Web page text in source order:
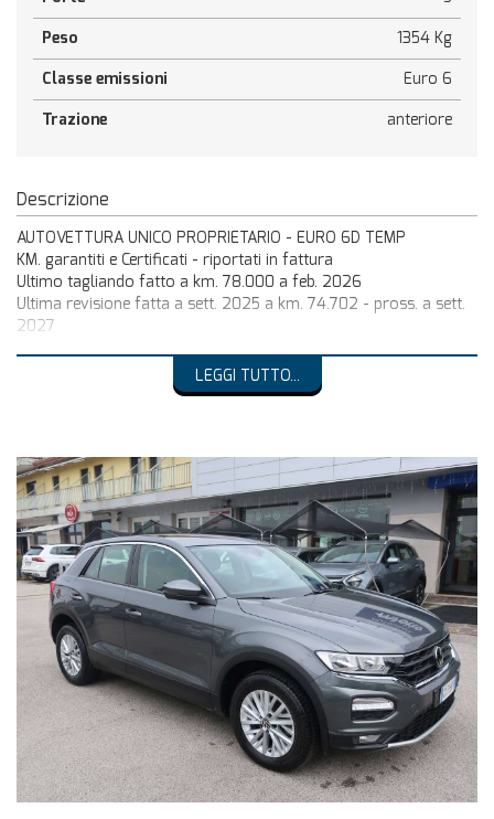
Peso
1354 Kg
Classe emissioni
Euro 6
Trazione
anteriore
Descrizione
AUTOVETTURA UNICO PROPRIETARIO - EURO 6D TEMP
KM. garantiti e Certificati - riportati in fattura
Ultimo tagliando fatto a km. 78.000 a feb. 2026
Ultima revisione fatta a sett. 2025 a km. 74.702 - pross. a sett.
2027
PREZZO REALE SENZA VINCOLO DI FINANZAMENTO
AUTO IN OTTIME CONDIZIONI .
veicolo siano esatti , si consiglia , prima di fare l'acquisto , di
controllare che non ci siano degli errori di trascrizione con
riferimento ai dati e agli accessori . Tali errori sono involontari e
non rappresentano un impegno contrattuale .
CONSIGLIAMO DI TELEFONARE PRIMA DI VENIRE A VISIONARE
L'AUTO E INFORMARSI SE E' DISPONIBILE .
L'importo dell'auto puo' essere finanziato con la possibilita' di
inserire anche delle coperture assicurative come : incendio-
furto-kasko-eventi atmosferici-grandine-rottura cristalli -
infort. conducente . IL PASSAGGIO DI PROPRIETA' NON E'
INCLUSO NEL PREZZO DI VENDITA .
Se avete auto usate da permutare potete inserire dati e foto
tramite il nostro sito : www.autosalonemiotto.it .
LEGGI TUTTO...